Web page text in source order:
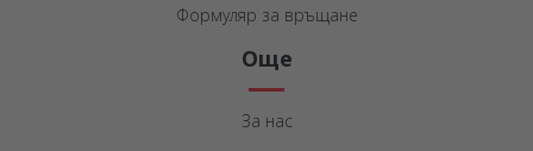
Формуляр за връщане
Още
За нас